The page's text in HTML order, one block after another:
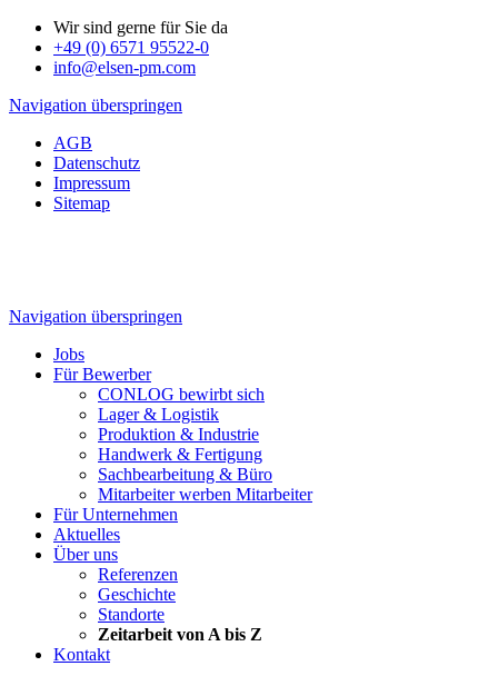
Wir sind gerne für Sie da
+49 (0) 6571 95522-0
info@elsen-pm.com
Navigation überspringen
AGB
Datenschutz
Impressum
Sitemap
Navigation überspringen
Jobs
Für Bewerber
CONLOG bewirbt sich
Lager & Logistik
Produktion & Industrie
Handwerk & Fertigung
Sachbearbeitung & Büro
Mitarbeiter werben Mitarbeiter
Für Unternehmen
Aktuelles
Über uns
Referenzen
Geschichte
Standorte
Zeitarbeit von A bis Z
Kontakt